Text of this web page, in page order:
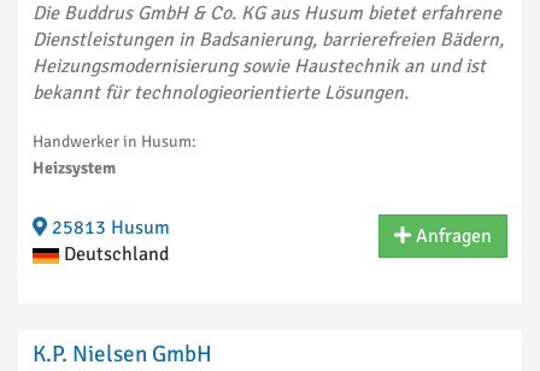
Die Buddrus GmbH & Co. KG aus Husum bietet erfahrene
Dienstleistungen in Badsanierung, barrierefreien Bädern,
Heizungsmodernisierung sowie Haustechnik an und ist
bekannt für technologieorientierte Lösungen.
Handwerker in Husum:
Heizsystem
25813 Husum
Deutschland
Anfragen
K.P. Nielsen GmbH